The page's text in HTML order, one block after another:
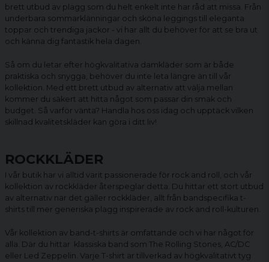
brett utbud av plagg som du helt enkelt inte har råd att missa. Från
underbara sommarklänningar och sköna leggings till eleganta
toppar och trendiga jackor - vi har allt du behöver för att se bra ut
och känna dig fantastik hela dagen.
Så om du letar efter högkvalitativa damkläder som är både
praktiska och snygga, behöver du inte leta längre än till vår
kollektion. Med ett brett utbud av alternativ att välja mellan
kommer du säkert att hitta något som passar din smak och
budget. Så varför vänta? Handla hos oss idag och upptäck vilken
skillnad kvalitetskläder kan göra i ditt liv!
ROCKKLÄDER
I vår butik har vi alltid varit passionerade för rock and roll, och vår
kollektion av rockkläder återspeglar detta. Du hittar ett stort utbud
av alternativ när det gäller rockkläder, allt från bandspecifika t-
shirts till mer generiska plagg inspirerade av rock and roll-kulturen.
Vår kollektion av band-t-shirts är omfattande och vi har något för
alla. Där du hittar klassiska band som The Rolling Stones, AC/DC
eller Led Zeppelin. Varje T-shirt är tillverkad av högkvalitativt tyg